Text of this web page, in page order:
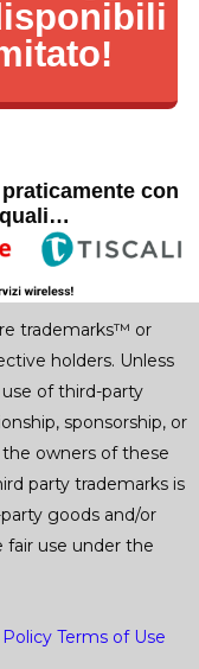
con
trademarks™ or
holders. Unless
of third-party
sponsorship, or
owners of these
party trademarks is
goods and/or
fair use under the
Terms of Use